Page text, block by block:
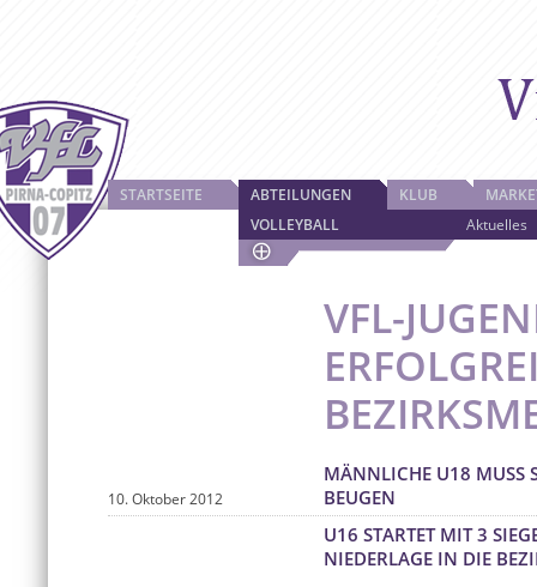
STARTSEITE
ABTEILUNGEN
VOLLEYBALL
Aktuelles
KLUB
VFL-
MÄNNLICHE U18 MUSS
BEUGEN
10. Oktober 2012
U16 STARTET MIT 3
NIEDERLAGE IN DIE